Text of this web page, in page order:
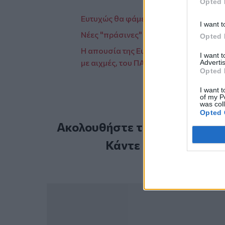
I want
Opted
I want
Opted
I want
of my
was
Opted
Ευτυχώς θα φάμε ντόπιο αρνάκι το
Νέες "πράσινες" βραβεύσεις για την
Η απουσία της Ευαγγελίας Λιακούλη
με αιχμές, του ΠΑΣΟΚ
Ακολουθήστε το Cretalive
Κάντε εγγραφή στο